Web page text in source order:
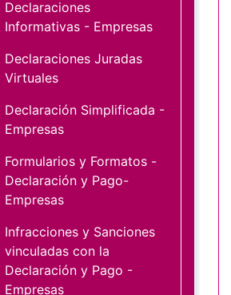
Declaraciones
Informativas - Empresas
Declaraciones Juradas
Virtuales
Declaración Simplificada -
Empresas
Formularios y Formatos -
Declaración y Pago-
Empresas
Infracciones y Sanciones
vinculadas con la
Declaración y Pago -
Empresas